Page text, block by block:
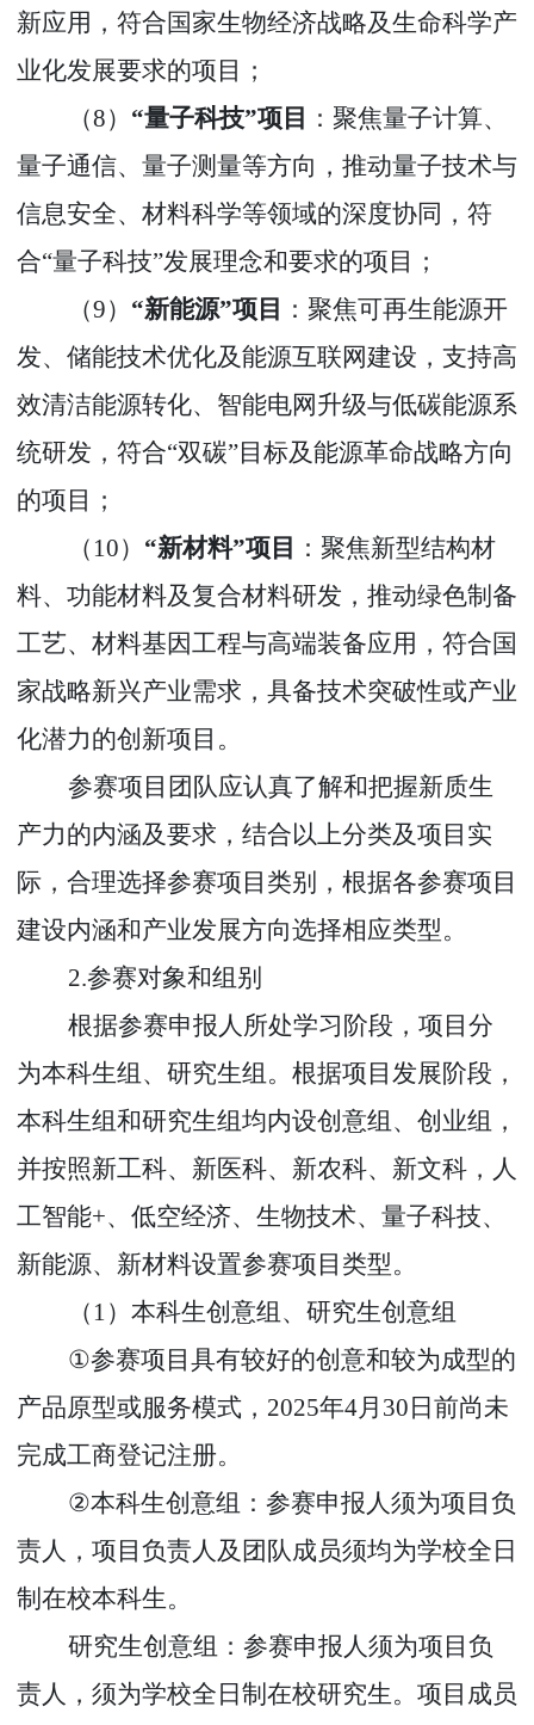
新应用，符合国家生物经济战略及生命科学产
业化发展要求的项目 ；
（8） “量子科技”项目 ：聚焦量子计算、
量子通信、量子测量等方向，推动量子技术与
信息安全、材料科学等领域的深度协同，符
合“量子科技”发展理念和要求的项目 ；
（9） “新能源”项目 ：聚焦可再生能源开
发、储能技术优化及能源互联网建设，支持高
效清洁能源转化、智能电网升级与低碳能源系
统研发，符合“双碳”目标及能源革命战略方向
的项目 ；
（ 10） “新材料”项目 ：聚焦新型结构材
料、功能材料及复合材料研发，推动绿色制备
工艺、材料基因工程与高端装备应用，符合国
家战略新兴产业需求，具备技术突破性或产业
化潜力的创新项目。
参赛项目团队应认真了解和把握新质生
产力的内涵及要求，结合以上分类及项目实
际，合理选择参赛项目类别，根据各参赛项目
建设内涵和产业发展方向选择相应类型。
2.参赛对象和组别
根据参赛申报人所处学习阶段，项目分
为本科生组、研究生组。根据项目发展阶段，
本科生组和研究生组均内设创意组、创业组，
并按照新工科、新医科、新农科、新文科，人
工智能+、低空经济、生物技术、量子科技、
新能源、新材料设置参赛项目类型。
（ 1）本科生创意组、研究生创意组
①参赛项目具有较好的创意和较为成型的
产品原型或服务模式， 2025年4月 30 日前尚未
完成工商登记注册。
②本科生创意组：参赛申报人须为项目负
责人，项目负责人及团队成员须均为学校全日
制在校本科生。
研究生创意组：参赛申报人须为项目负
责人，须为学校全日制在校研究生。项目成员